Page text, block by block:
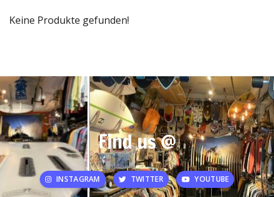
Keine Produkte gefunden!
Find us @
INSTAGRAM TWITTER YOUTUBE